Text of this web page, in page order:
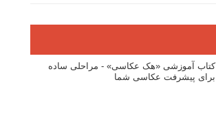
کتاب آموزشی «هک عکاسی» - مراحلی ساده
برای پیشرفت عکاسی شما